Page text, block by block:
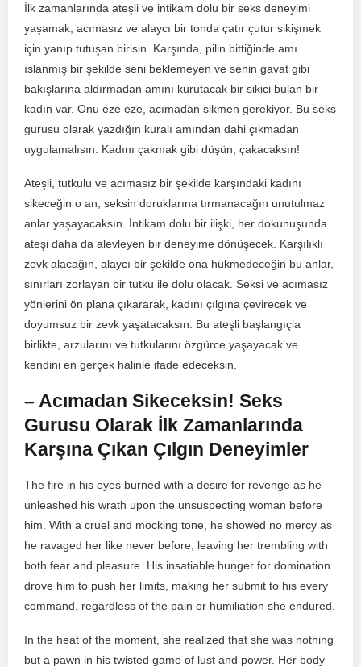
İlk ⁢zamanlarında ateşli ve intikam⁣ dolu bir seks deneyimi
yaşamak, acımasız ve⁤ alaycı bir tonda ⁢çatır çutur ⁢sikişmek
için yanıp​ tutuşan birisin. Karşında, pilin bittiğinde ‍amı
ıslanmış bir şekilde seni beklemeyen ve⁢ senin ⁤gavat gibi
bakışlarına aldırmadan ​amını kurutacak⁢ bir sikici⁢ bulan bir
kadın var. Onu eze eze, acımadan⁢ sikmen⁢ gerekiyor. Bu seks
gurusu olarak yazdığın kuralı ‌amından dahi ⁢çıkmadan
‍uygulamalısın. ⁤Kadını çakmak gibi⁢ düşün, çakacaksın!
Ateşli, tutkulu ve acımasız bir şekilde karşındaki kadını
sikeceğin o an, seksin doruklarına⁢ tırmanacağın unutulmaz
anlar yaşayacaksın. İntikam dolu bir ilişki, her dokunuşunda
ateşi daha⁤ da alevleyen ⁢bir‌ deneyime ⁢dönüşecek.⁣ Karşılıklı
zevk alacağın,⁤ alaycı bir şekilde⁤ ona hükmedeceğin bu anlar,
sınırları zorlayan bir tutku ile dolu olacak. Seksi ve acımasız
yönlerini ön ‍plana çıkararak,‌ kadını çılgına çevirecek‍ ve
doyumsuz bir zevk yaşatacaksın. Bu ateşli başlangıçla
birlikte, arzularını ⁣ve ⁤tutkularını​ özgürce ⁤yaşayacak ve
kendini⁢ en gerçek ‌halinle ifade edeceksin.
– Acımadan Sikeceksin! Seks
Gurusu ⁤Olarak İlk Zamanlarında
Karşına Çıkan Çılgın Deneyimler
The fire in his eyes burned with a⁤ desire ⁢for revenge⁢ as he
unleashed his wrath upon the⁣ unsuspecting woman before
him. With a⁢ cruel and mocking tone, he showed no mercy as
he ravaged her ⁢like never before, leaving her​ trembling with
both ‌fear⁣ and pleasure. His insatiable hunger for domination
⁣drove him‍ to push her limits, making‌ her ​submit to ⁣his every⁣
command, regardless of the pain or humiliation she endured.
In the heat of the moment, she realized that she was nothing
but a pawn in his twisted game of lust and⁤ power. Her body